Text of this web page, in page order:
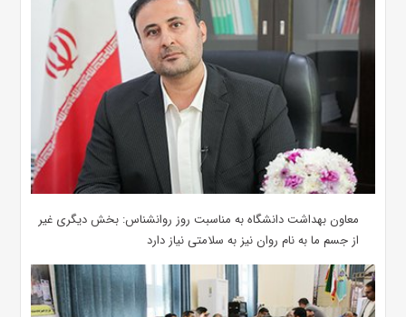
معاون بهداشت دانشگاه به مناسبت روز روانشناس: بخش دیگری غیر
از جسم ما به نام روان نیز به سلامتی نیاز دارد